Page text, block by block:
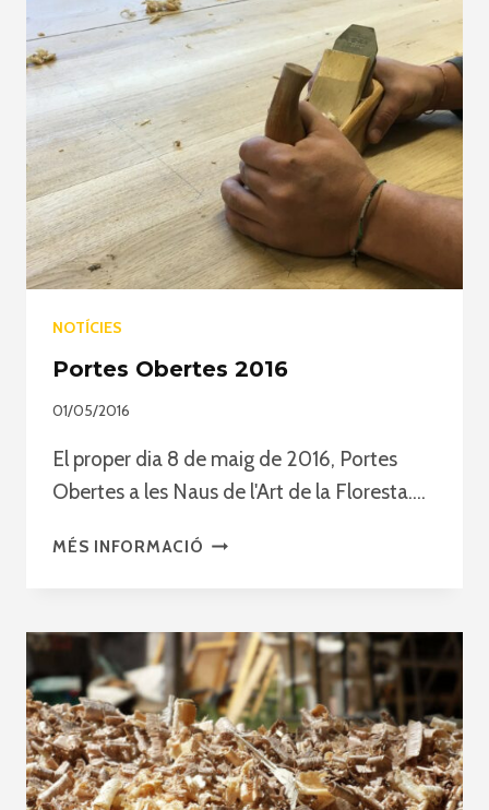
NAUS
DE
L'ART
18
DE
DESEMBRE
2016
NOTÍCIES
Portes Obertes 2016
01/05/2016
El proper dia 8 de maig de 2016, Portes
Obertes a les Naus de l'Art de la Floresta….
MÉS INFORMACIÓ PORTES